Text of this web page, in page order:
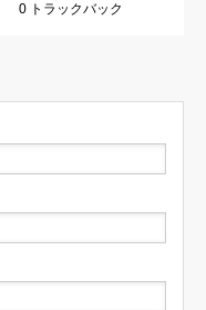
0 トラックバック